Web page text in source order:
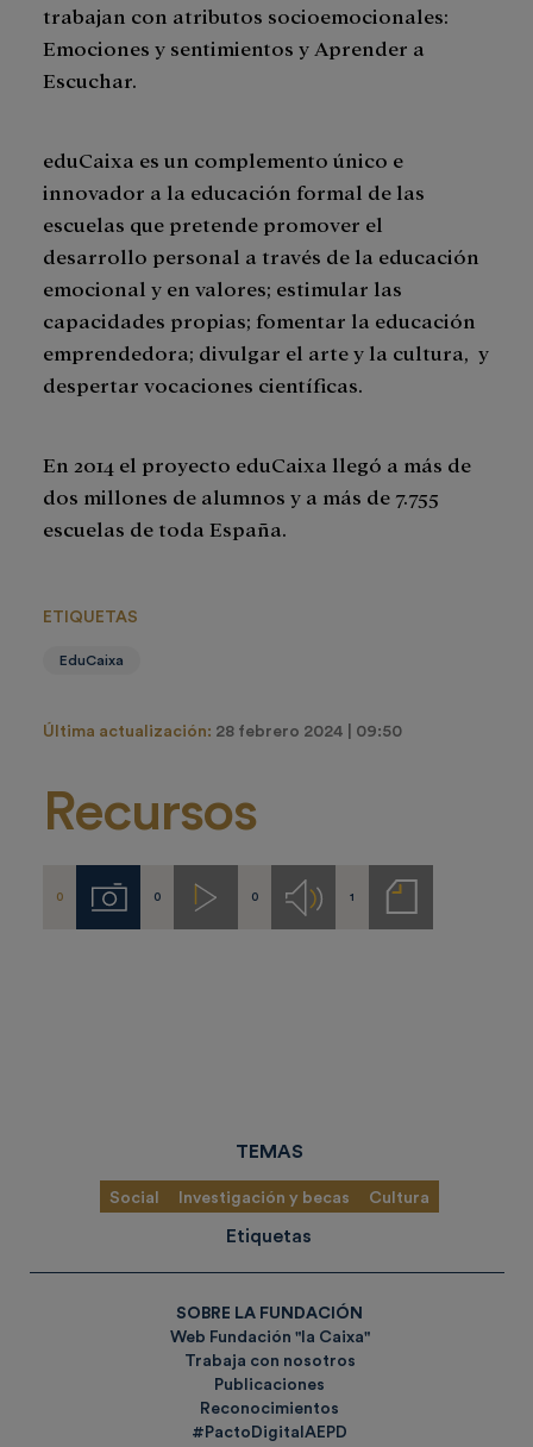
trabajan con atributos socioemocionales:
Emociones y sentimientos y Aprender a
Escuchar.
eduCaixa es un complemento único e
innovador a la educación formal de las
escuelas que pretende promover el
desarrollo personal a través de la educación
emocional y en valores; estimular las
capacidades propias; fomentar la educación
emprendedora; divulgar el arte y la cultura, y
despertar vocaciones científicas.
En 2014 el proyecto eduCaixa llegó a más de
dos millones de alumnos y a más de 7.755
escuelas de toda España.
ETIQUETAS
EduCaixa
Última actualización: 28 febrero 2024 | 09:50
Recursos
0 Imágenes
0 Videos
0 Audios1
Notas
de
TEMAS
Social Investigación y becas Cultura
Etiquetas
SOBRE LA FUNDACIÓN
Web Fundación "la Caixa"
Trabaja con nosotros
Publicaciones
Reconocimientos
#PactoDigitalAEPD